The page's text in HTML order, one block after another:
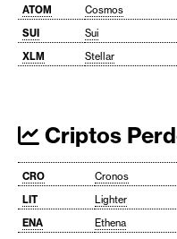
ATOM
Cosmos
SUI
Sui
XLM
Stellar
Criptos
CRO Cronos
LIT
Lighter
ENA
Ethena